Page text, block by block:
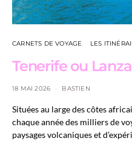
CARNETS DE VOYAGE LES
Tenerife ou
18 MAI 2026 BASTIEN
Situées au large des côtes
chaque année des milliers de
paysages volcaniques et